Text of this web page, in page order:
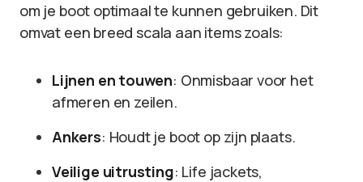
om je boot optimaal te kunnen gebruiken. Dit
omvat een breed scala aan items zoals:
Lijnen en touwen: Onmisbaar voor het
afmeren en zeilen.
Ankers: Houdt je boot op zijn plaats.
Veilige uitrusting: Life jackets,